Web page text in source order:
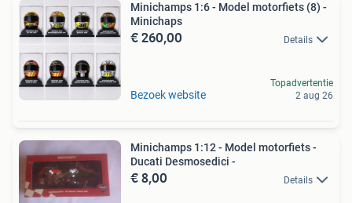
Minichamps 1:6 - Model motorfiets (8) -
Minichaps
€ 260,00 Details
Bezoek website
Topadvertentie
2 aug 26
Minichamps 1:12 - Model motorfiets -
Ducati Desmosedici -
€ 8,00 Details